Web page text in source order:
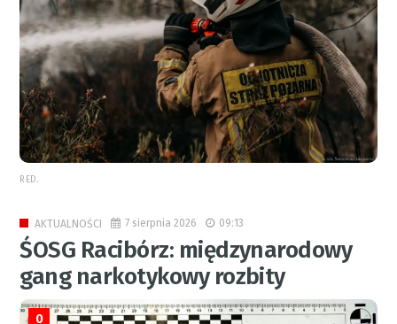
RED.
AKTUALNOŚCI 7 sierpnia 2026 09:13
ŚOSG Racibórz: międzynarodowy
gang narkotykowy rozbity
0